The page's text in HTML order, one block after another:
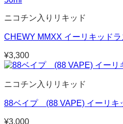
ニコチン入りリキッド
CHEWY MMXX イーリキッド
¥3,300
ニコチン入りリキッド
88ベイプ (88 VAPE) イーリ
¥3,000